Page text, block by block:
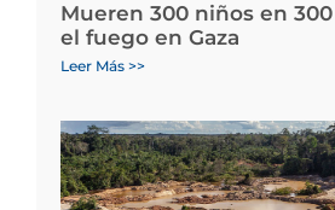
Mueren 300 niños en
el fuego en Gaza
Leer Más >>